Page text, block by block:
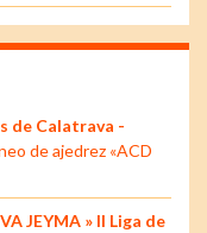
de Calatrava -
de ajedrez «ACD
JEYMA » II Liga de